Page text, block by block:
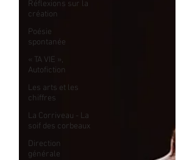
Réflexions sur la
création
Poésie
spontanée
« TA VIE »,
Autofiction
Les arts et les
chiffres
La Corriveau - La
soif des corbeaux
Direction
générale